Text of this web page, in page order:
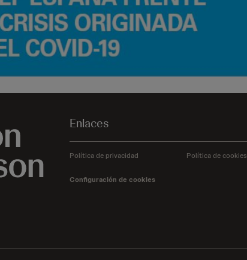
Enlaces
Política de privacidad Política de cookies
Configuración de cookies